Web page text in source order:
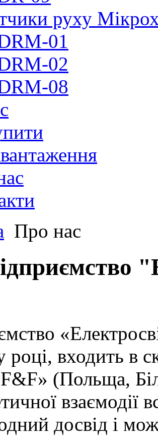
руху
01
02
08
Про нас
році, входить в
(Польща,
взаємодії
досвід і